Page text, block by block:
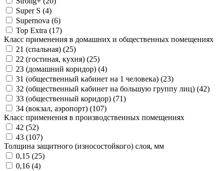
Super S (4)
Supernova (6)
Top Extra (17)
Класс применения в домашних и общественных помещениях
21 (спальная) (25)
22 (гостиная, кухня) (25)
23 (домашний коридор) (4)
31 (общественный кабинет на 1 человека) (23)
32 (общественный кабинет на большую группу лиц) (42)
33 (общественный коридор) (71)
34 (вокзал, аэропорт) (107)
Класс применения в производственных помещениях
42 (52)
43 (107)
Толщина защитного (износостойкого) слоя, мм
0,15 (25)
0,16 (4)